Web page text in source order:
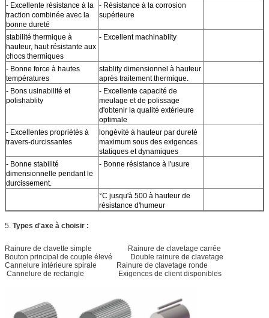
- Excellente résistance à la
traction combinée avec la
bonne dureté
- Résistance à la corrosion
supérieure
stabilité thermique à
hauteur, haut résistante aux
chocs thermiques
- Excellent machinablity
- Bonne force à hautes
températures
stablity dimensionnel à hauteur
après traitement thermique.
- Bons usinabilité et
polishablity
- Excellente capacité de
meulage et de polissage
d'obtenir la qualité extérieure
optimale
- Excellentes propriétés à
travers-durcissantes
longévité à hauteur par dureté
maximum sous des exigences
statiques et dynamiques
- Bonne stabilité
dimensionnelle pendant le
durcissement.
- Bonne résistance à l'usure
°C jusqu'à 500 à hauteur de
résistance d'humeur
5. Types d'axe à choisir :
Rainure de clavette simple Rainure de clavetage carrée
Bouton principal de couple élevé Double rainure de clavetage
Cannelure intérieure spirale Rainure de clavetage ronde
Cannelure de rectangle Exigences de client disponibles